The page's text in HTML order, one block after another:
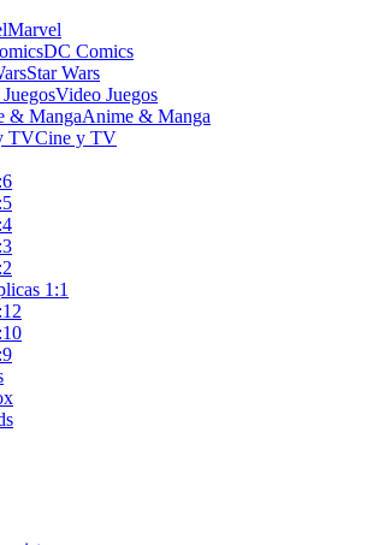
Marvel
DC Comics
Star Wars
Video Juegos
Anime & Manga
Cine y TV
1:1